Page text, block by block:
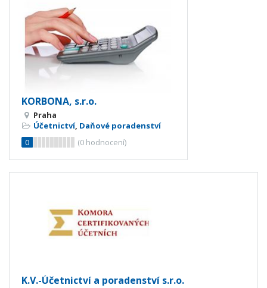
KORBONA, s.r.o.
Praha
Účetnictví, Daňové poradenství
0
(0 hodnocení)
K.V.-Účetnictví a poradenství s.r.o.